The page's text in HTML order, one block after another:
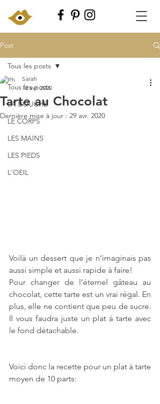
Post
Tous les posts
LA BOUCHE
LE CORPS
LES MAINS
LES PIEDS
L'OEIL
Tous les posts
Tarte au Chocolat
Sarah
12 avr. 2020
Dernière mise à jour : 29 avr. 2020
Voilà un dessert que je n’imaginais pas
aussi simple et aussi rapide à faire!
Pour changer de l’éternel gâteau au
chocolat, cette tarte est un vrai régal. En
plus, elle ne contient que peu de sucre.
Il vous faudra juste un plat à tarte avec
le fond détachable.
Voici donc la recette pour un plat à tarte
moyen de 10 parts: